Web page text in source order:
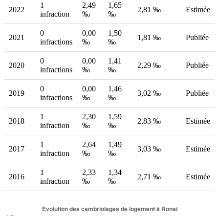
2022
1
infraction
2,49
‰
1,65
‰
2,81 ‰ Estimée
2021
0
infractions
0,00
‰
1,50
‰
1,81 ‰ Publiée
2020
0
infractions
0,00
‰
1,41
‰
2,29 ‰ Publiée
2019
0
infractions
0,00
‰
1,46
‰
3,02 ‰ Publiée
2018
1
infraction
2,30
‰
1,59
‰
2,83 ‰ Estimée
2017
1
infraction
2,64
‰
1,49
‰
3,03 ‰ Estimée
2016
1
infraction
2,33
‰
1,34
‰
2,71 ‰ Estimée